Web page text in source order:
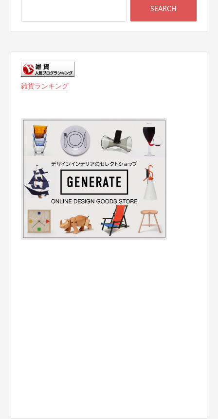
雑貨ランキング